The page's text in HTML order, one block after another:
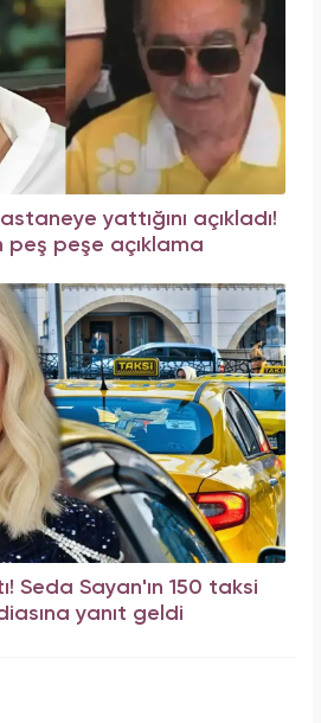
yattığını açıkladı!
peşe açıklama
Seda Sayan'ın 150 taksi
yanıt geldi